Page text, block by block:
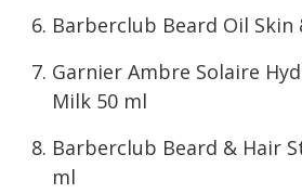
Barberclub Beard Oil Skin
Garnier Ambre Solaire
Milk 50 ml
Barberclub Beard & Hair
ml